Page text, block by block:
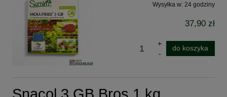
Wysyłka w: 24 godziny
37,90 zł
do koszyka
Snacol 3 GB Bros 1 kg